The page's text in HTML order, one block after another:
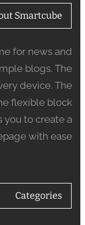
Smartcube
for news and
blogs. The
device. The
flexible block
you to create a
with ease.
Categories